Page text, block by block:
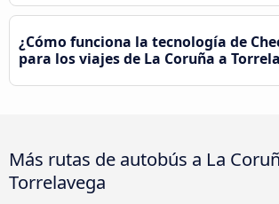
¿Cómo funciona la tecnología de
para los viajes de La Coruña a
Más rutas de autobús a La
Torrelavega